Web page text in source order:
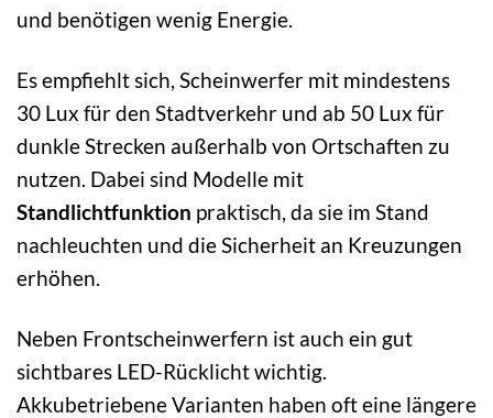
und benötigen wenig Energie.
Es empfiehlt sich, Scheinwerfer mit mindestens
30 Lux für den Stadtverkehr und ab 50 Lux für
dunkle Strecken außerhalb von Ortschaften zu
nutzen. Dabei sind Modelle mit
Standlichtfunktion praktisch, da sie im Stand
nachleuchten und die Sicherheit an Kreuzungen
erhöhen.
Neben Frontscheinwerfern ist auch ein gut
sichtbares LED-Rücklicht wichtig.
Akkubetriebene Varianten haben oft eine längere